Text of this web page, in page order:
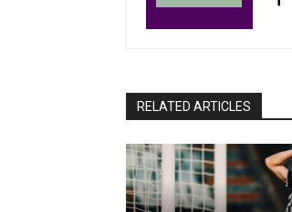
RELATED ARTICLES